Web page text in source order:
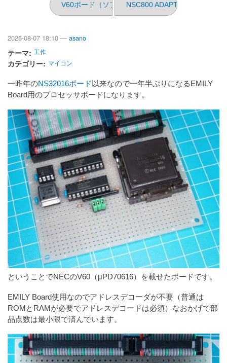
V60ボード（ソフトウェア編 その1）
NSC800 ADAPTER for SBCZ80
2025-08-07 18:10 — asano
テーマ 工作
カテゴリー マイコン
一昨年のNS32016ボード 以来なので一年半ぶりになるEMILY
Board用のプロセッサボードになります。
ということでNECのV60（μPD70616）を載せたボードです。
EMILY Board使用なのでアドレスデコーダが不要（普通は
ROMとRAMが必要でアドレスデコードは必須）なおかげで部
品点数は最小限で済んでいます。